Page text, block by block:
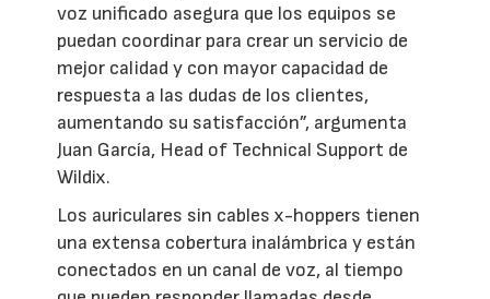
voz unificado asegura que los equipos se
puedan coordinar para crear un servicio de
mejor calidad y con mayor capacidad de
respuesta a las dudas de los clientes,
aumentando su satisfacción”, argumenta
Juan García, Head of Technical Support de
Wildix.
Los auriculares sin cables x-hoppers tienen
una extensa cobertura inalámbrica y están
conectados en un canal de voz, al tiempo